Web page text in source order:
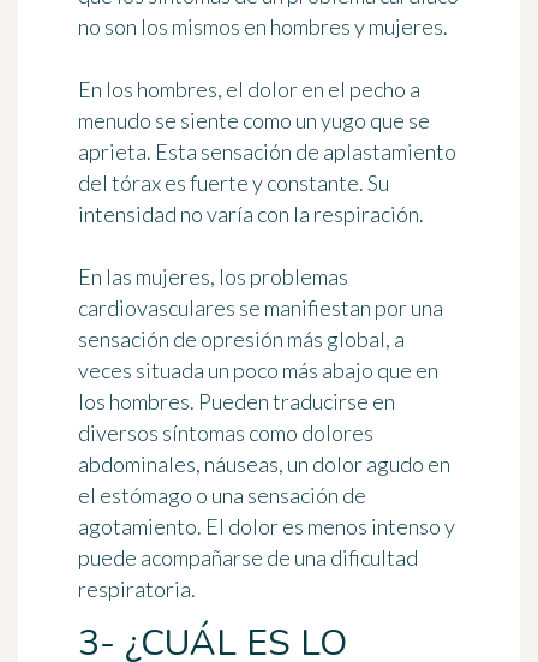
no son los mismos en hombres y mujeres.
En los hombres, el dolor en el pecho a
menudo se siente como un yugo que se
aprieta. Esta sensación de aplastamiento
del tórax es fuerte y constante. Su
intensidad no varía con la respiración.
En las mujeres, los problemas
cardiovasculares se manifiestan por una
sensación de opresión más global, a
veces situada un poco más abajo que en
los hombres. Pueden traducirse en
diversos síntomas como dolores
abdominales, náuseas, un dolor agudo en
el estómago o una sensación de
agotamiento. El dolor es menos intenso y
puede acompañarse de una dificultad
respiratoria.
3- ¿CUÁL ES LO